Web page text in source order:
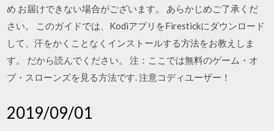
め お届けできない場合がございます。 あらかじめご了承くだ
さい。 このガイドでは、KodiアプリをFirestickにダウンロード
して、汗をかくことなくインストールする方法をお教えしま
す。 だから読んでください。 注：ここでは無料のゲーム・オ
ブ・スローンズを見る方法です. 注意コディユーザー！
2019/09/01